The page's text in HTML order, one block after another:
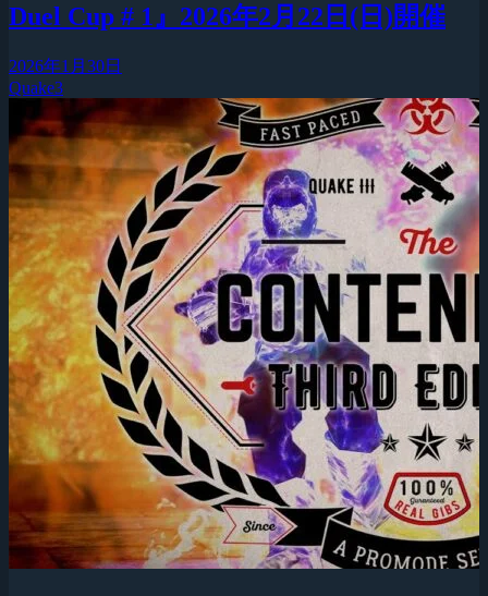
Duel Cup # 1』2026年2月22日(日)開催
2026年1月30日
Quake3